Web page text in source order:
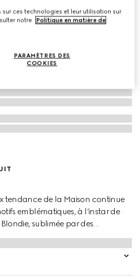
tendance de la Maison continue
emblématiques, à l’instar de
sublimée par des
savoir-faire d’exception et une
ces technologies et leur utilisation sur
notre
Politique en matière de
PARAMÈTRES DES
COOKIES